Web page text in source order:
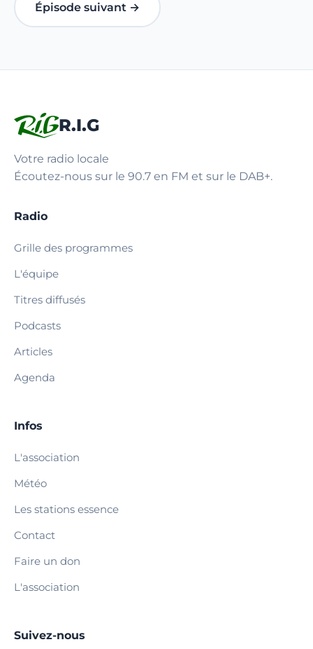
Épisode suivant →
R.I.G
Votre radio locale
Écoutez-nous sur le 90.7 en FM et sur le DAB+.
Radio
Grille des programmes
L'équipe
Titres diffusés
Podcasts
Articles
Agenda
Infos
L'association
Météo
Les stations essence
Contact
Faire un don
L'association
Suivez-nous